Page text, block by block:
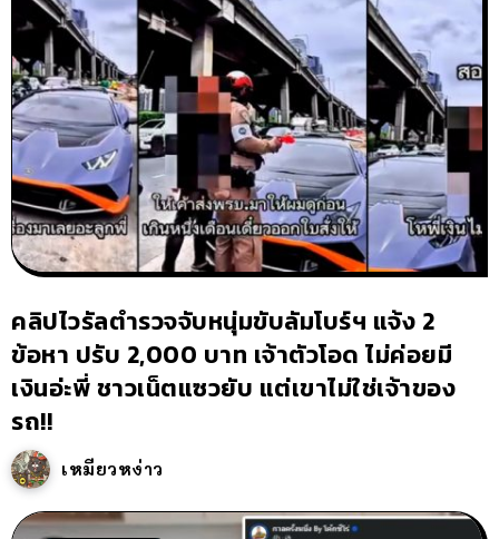
คลิปไวรัลตำรวจจับหนุ่มขับลัมโบร์ฯ แจ้ง 2
ข้อหา ปรับ 2,000 บาท เจ้าตัวโอด ไม่ค่อยมี
เงินอ่ะพี่ ชาวเน็ตแซวยับ แต่เขาไม่ใช่เจ้าของ
รถ!!
เหมียวหง่าว